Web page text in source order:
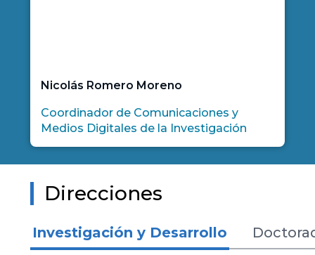
Nicolás Romero Moreno
Coordinador de Comunicaciones y
Medios Digitales de la Investigación
Direcciones
Investigación y Desarrollo